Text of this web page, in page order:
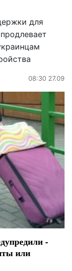
для
08:30 27.09
-
или